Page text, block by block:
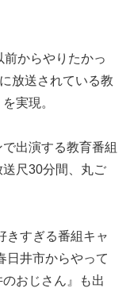
前からやりたかっ
放送されている教
実現。
出演する教育番組
送尺30分間、丸ご
きすぎる番組キャ
日井市からやって
おじさん』も出